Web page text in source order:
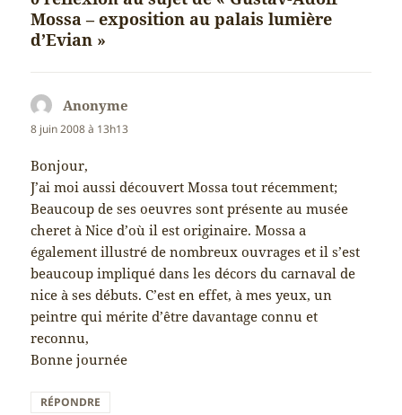
Mossa – exposition au palais lumière
d’Evian »
Anonyme
8 juin 2008 à 13h13
Bonjour,
J’ai moi aussi découvert Mossa tout récemment;
Beaucoup de ses oeuvres sont présente au musée
cheret à Nice d’où il est originaire. Mossa a
également illustré de nombreux ouvrages et il s’est
beaucoup impliqué dans les décors du carnaval de
nice à ses débuts. C’est en effet, à mes yeux, un
peintre qui mérite d’être davantage connu et
reconnu,
Bonne journée
RÉPONDRE